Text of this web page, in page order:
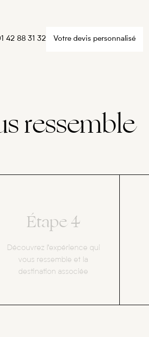
42 88 31 32 Votre devis personnalisé
ressemble
Étape 4
Découvrez l’expérience qui
vous ressemble et la
destination associée